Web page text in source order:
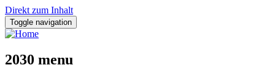
Direkt zum Inhalt
Toggle navigation
2030 menu